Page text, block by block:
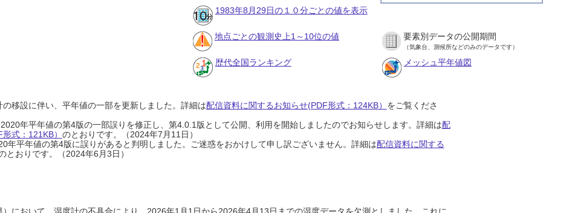
1983年8月29日の１０分ごとの値を表示
地点ごとの観測史上1～10位の値 要素別データの公開期間
（気象台、測候所などのみのデータです）
歴代全国ランキング メッシュ平年値図
移設に伴い、平年値の一部を更新しました。詳細は配信資料に関するお知らせ(PDF形式：124KB） をご覧くださ
年平年値の第4版の一部誤りを修正し、第4.0.1版として公開、利用を開始しましたのでお知らせします。詳細は配
式：121KB） のとおりです。（2024年7月11日）
年平年値の第4版に誤りがあると判明しました。ご迷惑をおかけして申し訳ございません。詳細は配信資料に関する
とおりです。（2024年6月3日）
において、湿度計の不具合により、2026年1月1日から2026年4月13日までの湿度データを欠測としました。これに